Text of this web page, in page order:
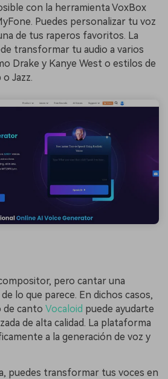
con la herramienta VoxBox
Puedes personalizar tu voz
de tus raperos favoritos. La
transformar tu audio a varios
Drake y Kanye West o estilos de
Jazz.
pero cantar una
lo que parece. En dichos casos,
de canto Vocaloid puede ayudarte
de alta calidad. La plataforma
a la generación de voz y
puedes transformar tus voces en